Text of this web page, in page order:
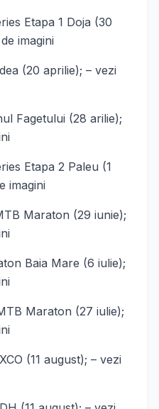
Etapa 1 Doja (30
imagini
(20 aprilie); – vezi
Fagetului (28 arilie);
Etapa 2 Paleu (1
imagini
Maraton (29 iunie);
Baia Mare (6 iulie);
Maraton (27 iulie);
(11 august); – vezi